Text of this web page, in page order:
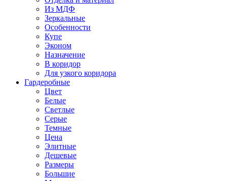
Из МДФ
Зеркальные
Особенности
Купе
Эконом
Назначение
В коридор
Для узкого коридора
Гардеробные
Цвет
Белые
Светлые
Серые
Темные
Цена
Элитные
Дешевые
Размеры
Большие